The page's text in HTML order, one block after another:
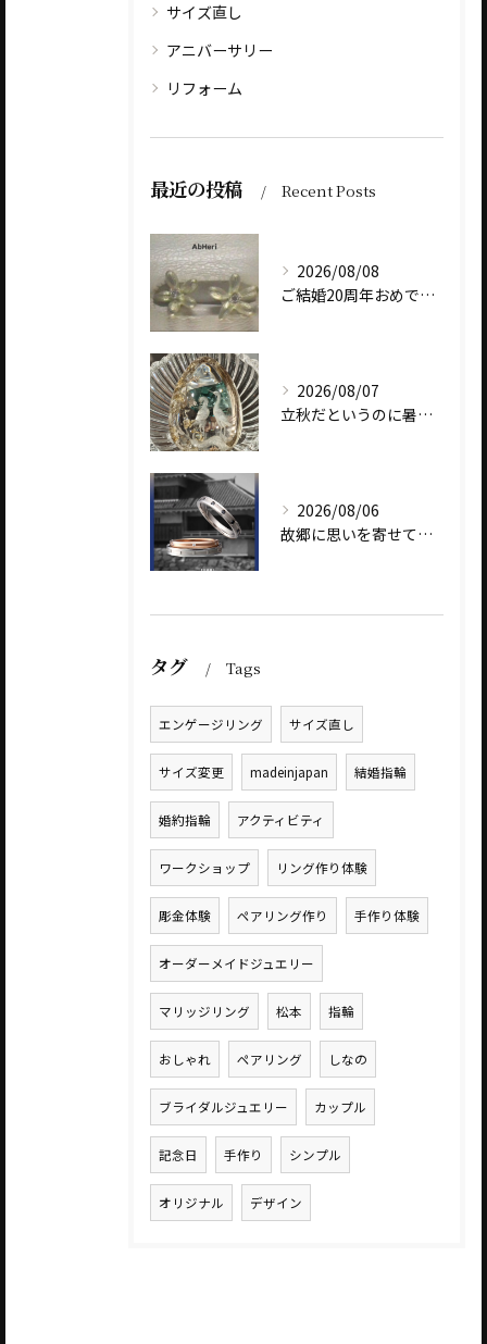
サイズ直し
アニバーサリー
リフォーム
最近の投稿 Recent Posts
2026/08/08
ご結婚20周年おめでとうございます
2026/08/07
立秋だというのに暑いですね
2026/08/06
故郷に思いを寄せて～オリジナルブランド【Shinano(しな...
タグ Tags
エンゲージリング サイズ直し
サイズ変更 madeinjapan 結婚指輪
婚約指輪 アクティビティ
ワークショップ リング作り体験
彫金体験 ペアリング作り 手作り体験
オーダーメイドジュエリー
マリッジリング 松本 指輪
おしゃれ ペアリング しなの
ブライダルジュエリー カップル
記念日 手作り シンプル
オリジナル デザイン